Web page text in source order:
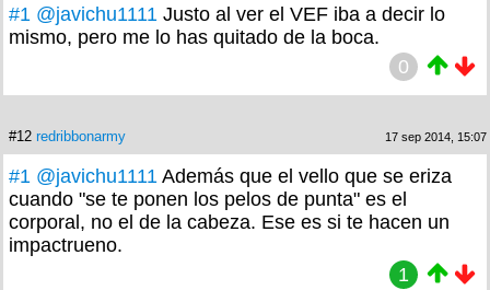
#1 @javichu1111 Justo al ver el VEF iba a decir lo
mismo, pero me lo has quitado de la boca.
0
#12 redribbonarmy 17 sep 2014, 15:07
#1 @javichu1111 Además que el vello que se eriza
cuando "se te ponen los pelos de punta" es el
corporal, no el de la cabeza. Ese es si te hacen un
impactrueno.
1